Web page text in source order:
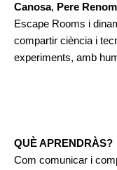
Canosa, Pere Renom
Escape Rooms i
compartir ciència i
experiments, amb
QUÈ APRENDRÀS?
Com comunicar i